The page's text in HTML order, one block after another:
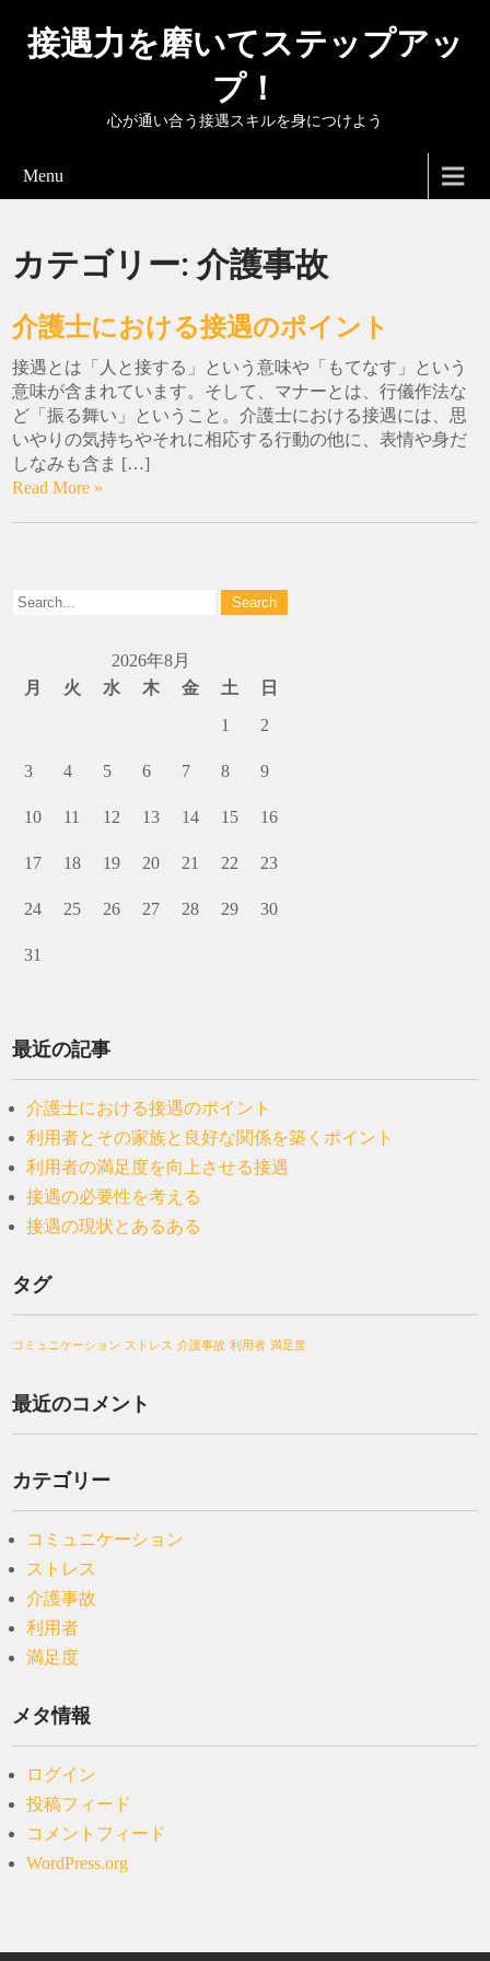
接遇力を磨いてステップアッ
プ！
心が通い合う接遇スキルを身につけよう
Menu
カテゴリー:介護事故
介護士における接遇のポイント
接遇とは「人と接する」という意味や「もてなす」という
意味が含まれています。そして、マナーとは、行儀作法な
ど「振る舞い」ということ。介護士における接遇には、思
いやりの気持ちやそれに相応する行動の他に、表情や身だ
しなみも含ま […]
Read More »
2026年8月
月
火 水 木 金 土
日
1
2
3 4 5 6 7 8 9
10 11 12 13 14 15 16
17 18 19 20 21 22 23
24 25 26 27 28 29 30
31
最近の記事
介護士における接遇のポイント
利用者とその家族と良好な関係を築くポイント
利用者の満足度を向上させる接遇
接遇の必要性を考える
接遇の現状とあるある
タグ
コミュニケーション ストレス 介護事故 利用者 満足度
最近のコメント
カテゴリー
コミュニケーション
ストレス
介護事故
利用者
満足度
メタ情報
ログイン
投稿フィード
コメントフィード
WordPress.org